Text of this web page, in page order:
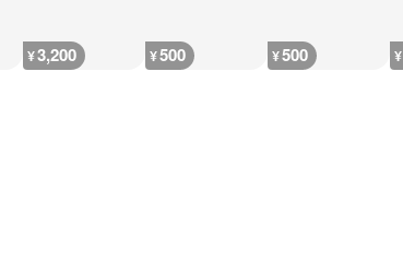
¥3,200 ¥500 ¥500 ¥